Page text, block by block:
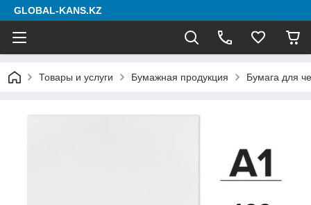
GLOBAL-KANS.KZ
Товары и услуги Бумажная продукция Бумага для